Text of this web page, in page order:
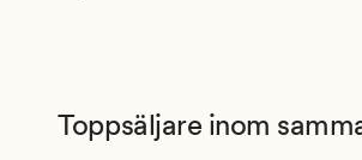
Toppsäljare inom